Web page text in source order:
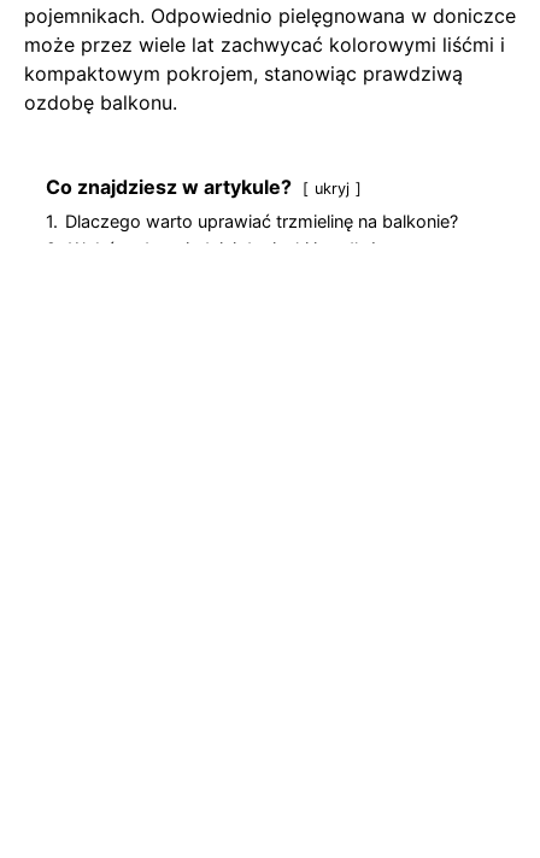
pojemnikach. Odpowiednio pielęgnowana w doniczce
może przez wiele lat zachwycać kolorowymi liśćmi i
kompaktowym pokrojem, stanowiąc prawdziwą
ozdobę balkonu.
Co znajdziesz w artykule? ukryj
1. Dlaczego warto uprawiać trzmielinę na balkonie?
2.
Wybór odpowiedniej doniczki i podłoża